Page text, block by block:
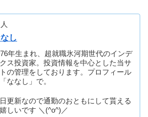
し
年生まれ、超就職氷河期世代のインデ
ス投資家。投資情報を中心とした当サ
の管理をしております。プロフィール
ななし」で。
更新なので通勤のおともにして貰える
しいです ＼(^o^)／